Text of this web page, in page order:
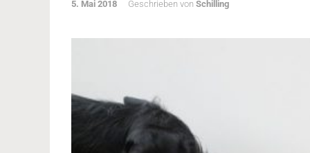
5. Mai 2018 Geschrieben von Schilling